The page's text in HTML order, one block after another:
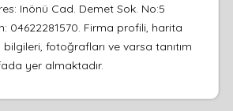
Inönü Cad. Demet Sok. No:5
04622281570. Firma profili, harita
fotoğrafları ve varsa tanıtım
yer almaktadır.